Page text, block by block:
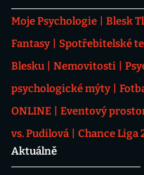
Moje Psychologie Blesk
Fantasy
Spotřebitelské
Blesku
Nemovitosti
psychologické mýty
ONLINE
Eventový
vs. Pudilová
Chance Liga
Aktuálně